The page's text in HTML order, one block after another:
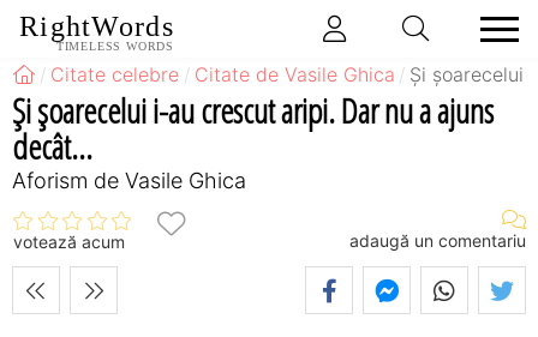
RightWords
TIMELESS WORDS
Citate celebre Citate de Vasile Ghica Şi şoarecelui
Şi şoarecelui i-au crescut aripi. Dar nu a ajuns
decât...
Aforism de Vasile Ghica
votează acum adaugă un comentariu